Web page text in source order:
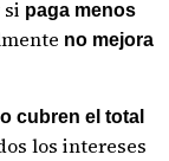
si paga menos
no mejora
cubren el total
los intereses